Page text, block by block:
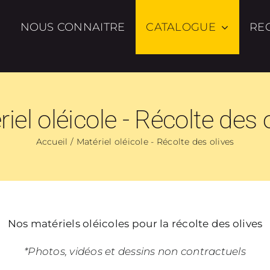
NOUS CONNAITRE CATALOGUE
oléicole - Récolte des
Accueil Matériel oléicole - Récolte des olives
Nos matériels oléicoles pour la récolte des olives
*Photos, vidéos et dessins non contractuels